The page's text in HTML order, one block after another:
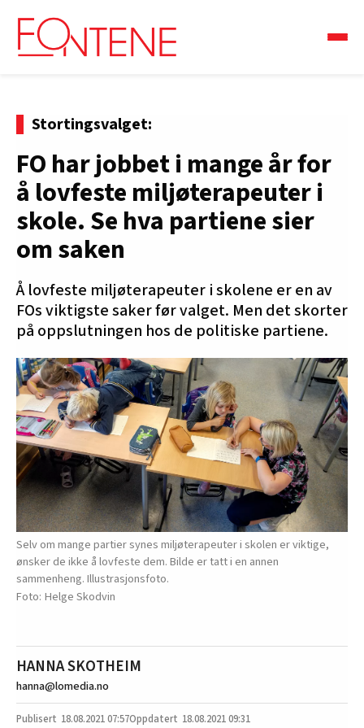
Stortingsvalget:
FO har jobbet i mange år for
å lovfeste miljøterapeuter i
skole. Se hva partiene sier
om saken
Å lovfeste miljøterapeuter i skolene er en av
FOs viktigste saker før valget. Men det skorter
på oppslutningen hos de politiske partiene.
Selv om mange partier synes miljøterapeuter i skolen er viktige,
ønsker de ikke å lovfeste dem. Bilde er tatt i en annen
sammenheng. Illustrasjonsfoto.
Helge Skodvin
HANNA SKOTHEIM
hanna@lomedia.no
18.08.202107:57 18.08.2021 09:31